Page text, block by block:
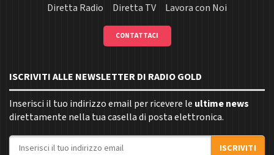
Diretta Radio
Diretta TV Lavora con Noi
CONTATTACI
ISCRIVITI ALLE NEWSLETTER DI RADIO GOLD
Inserisci il tuo indirizzo email per ricevere le ultime news
direttamente nella tua casella di posta elettronica.
Indirizzo email
ISCRIVITI